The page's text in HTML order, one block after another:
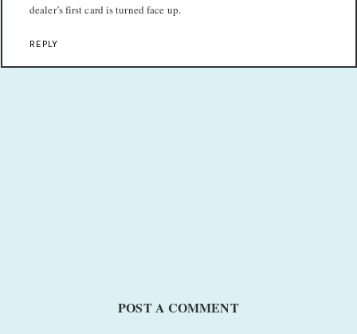
dealer’s first card is turned face up.
REPLY
POST A COMMENT